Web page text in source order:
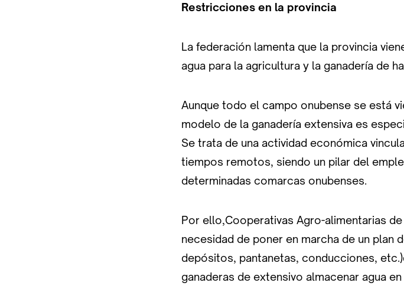
Restricciones en la provincia
La federación lamenta que la provincia
agua para la agricultura y la ganadería de
Aunque todo el campo onubense se está
modelo de la ganadería extensiva es
Se trata de una actividad económica
tiempos remotos, siendo un pilar del
determinadas comarcas onubenses.
Por ello,Cooperativas Agro-alimentarias
necesidad de poner en marcha de un plan
depósitos, pantanetas, conducciones,
ganaderas de extensivo almacenar agua